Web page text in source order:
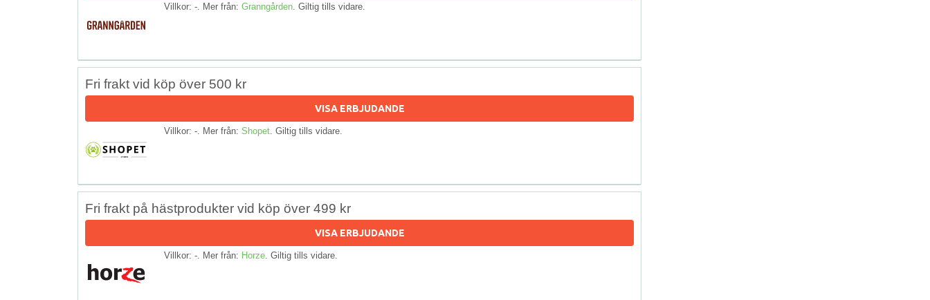
Villkor: -. Mer från: Granngården . Giltig tills vidare.
Fri frakt vid köp över 500 kr
VISA ERBJUDANDE
Villkor: -. Mer från: Shopet . Giltig tills vidare.
Fri frakt på hästprodukter vid köp över 499 kr
VISA ERBJUDANDE
Villkor: -. Mer från: Horze . Giltig tills vidare.